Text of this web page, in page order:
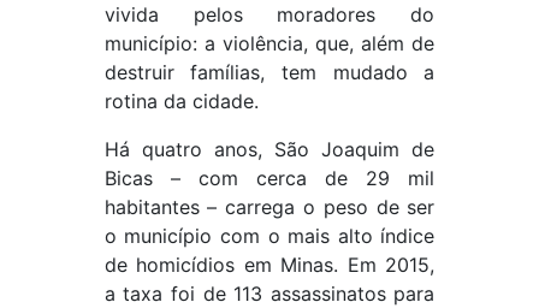
vivida pelos moradores do
município: a violência, que, além de
destruir famílias, tem mudado a
rotina da cidade.
Há quatro anos, São Joaquim de
Bicas – com cerca de 29 mil
habitantes – carrega o peso de ser
o município com o mais alto índice
de homicídios em Minas. Em 2015,
a taxa foi de 113 assassinatos para